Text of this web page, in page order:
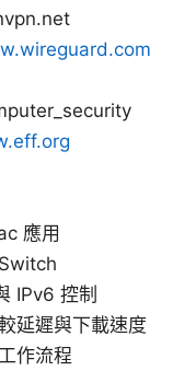
應用
IPv6 控制
延遲與下載速度
作流程